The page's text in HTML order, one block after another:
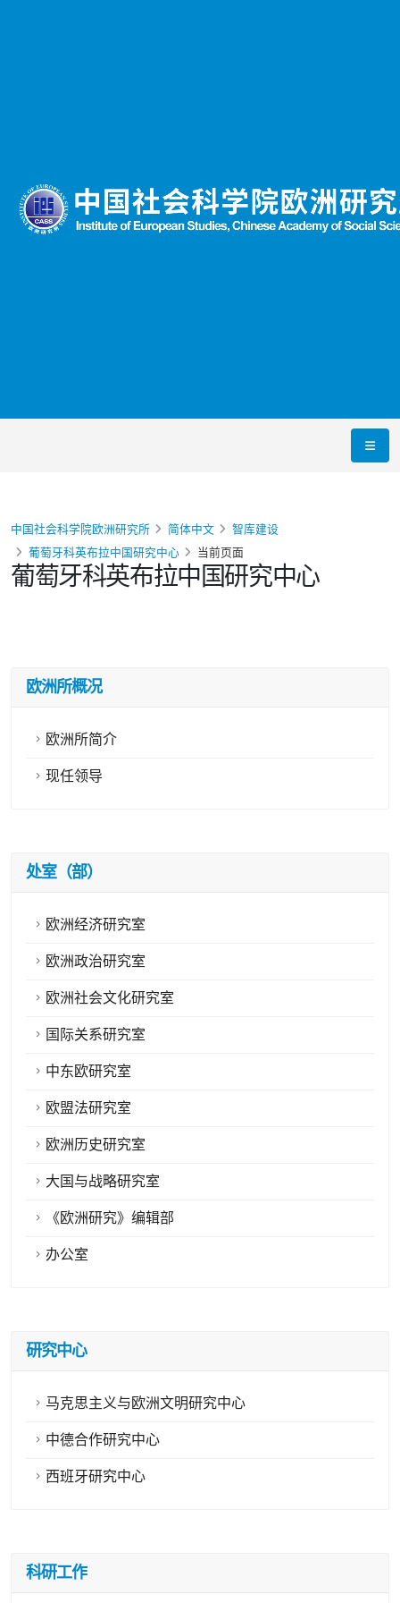
葡萄牙科英布拉中国研究中心
中国社会科学院欧洲研究所 简体中文
智库建设
葡萄牙科英布拉中国研究中心
当前页面
欧洲所概况
欧洲所简介
现任领导
处室（部）
欧洲经济研究室
欧洲政治研究室
欧洲社会文化研究室
国际关系研究室
中东欧研究室
欧盟法研究室
欧洲历史研究室
大国与战略研究室
《欧洲研究》编辑部
办公室
研究中心
马克思主义与欧洲文明研究中心
中德合作研究中心
西班牙研究中心
科研工作